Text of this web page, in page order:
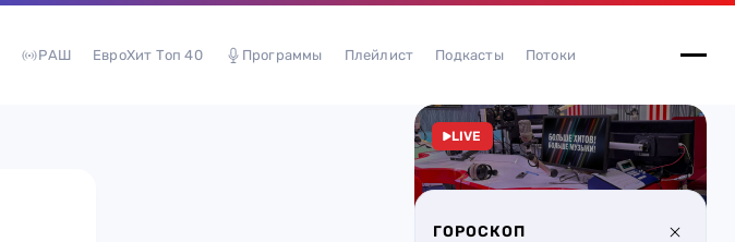
РАШ ЕвроХит Топ 40 Программы Плейлист Подкасты Потоки
LIVE
ГОРОСКОП